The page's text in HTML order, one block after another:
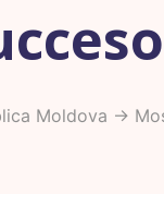
Moldova ->